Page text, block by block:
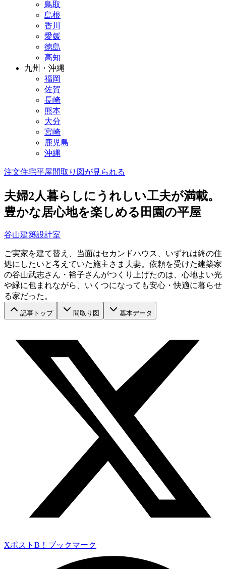
鳥取
島根
香川
愛媛
徳島
高知
九州・沖縄
福岡
佐賀
長崎
熊本
大分
宮崎
鹿児島
沖縄
注文住宅平屋間取り図が見られる
夫婦2人暮らしにうれしい工夫が満載。
豊かな居心地を楽しめる田園の平屋
谷山建築設計室
ご実家を建て替え、当面はセカンドハウス、いずれは終の住
処にしたいと考えていた施主さま夫妻。依頼を受けた建築家
の谷山武志さん・裕子さんがつくり上げたのは、心地よい光
や緑に包まれながら、いくつになっても安心・快適に暮らせ
る家だった。
記事トップ 間取り図 基本データ
Xポスト B！ブックマーク